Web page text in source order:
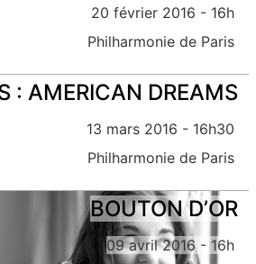
20 février 2016 - 16h
Philharmonie de Paris
: AMERICAN DREAMS
13 mars 2016 - 16h30
Philharmonie de Paris
BOUTON D’OR
09 avril 2016 - 16h